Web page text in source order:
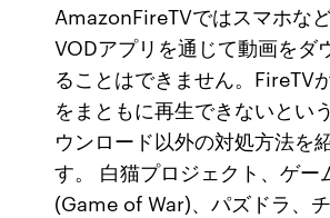
AmazonFireTVではスマホな
VODアプリを通じて動画をダ
ることはできません。FireTV
をまともに再生できないとい
ウンロード以外の対処方法を
す。 白猫プロジェクト、ゲー
(Game of War)、パズドラ、